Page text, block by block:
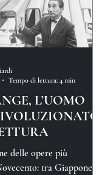
L’UOMO
delle opere più
tra Giappone e
Tempo di lettura: 4 min